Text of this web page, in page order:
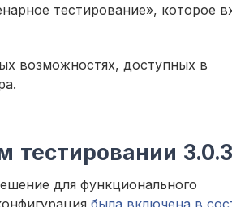
тестирование», которое
возможностях, доступных в
для функционального
была включена в